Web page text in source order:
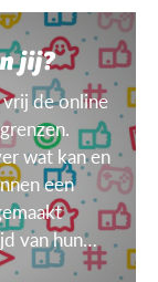
jij?
de online
wat kan en
een
van hun
weer ...